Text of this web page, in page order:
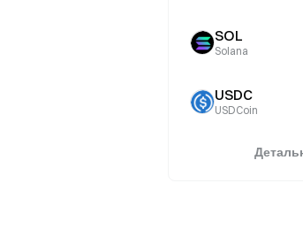
SOL
Solana
USDC
USDCoin